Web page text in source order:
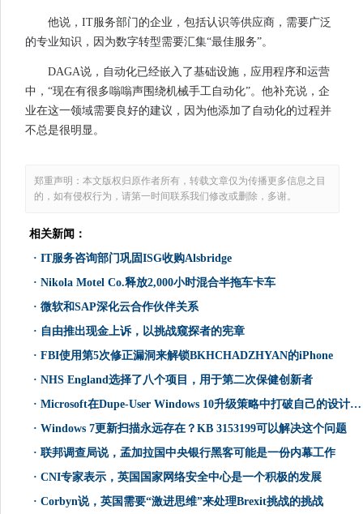
他说，IT服务部门的企业，包括认识等供应商，需要广泛
的专业知识，因为数字转型需要汇集“最佳服务”。
DAGA说，自动化已经嵌入了基础设施，应用程序和运营
中，“现在有很多嗡嗡声围绕机械手工自动化”。他补充说，企
业在这一领域需要良好的建议，因为他添加了自动化的过程并
不总是很明显。
郑重声明：本文版权归原作者所有，转载文章仅为传播更多信息之目
的，如有侵权行为，请第一时间联系我们修改或删除，多谢。
相关新闻：
· IT服务咨询部门巩固ISG收购Alsbridge
· Nikola Motel Co.释放2,000小时混合半拖车卡车
· 微软和SAP深化云合作伙伴关系
· 自由推出现金上诉，以挑战窥探者的宪章
· FBI使用第5次修正漏洞来解锁BKHCHADZHYAN的iPhone
· NHS England选择了八个项目，用于第二次保健创新者
· Microsoft在Dupe-User Windows 10升级策略中打破自己的设计规则
· Windows 7更新扫描永远存在？KB 3153199可以解决这个问题
· 联邦调查局说，孟加拉国中央银行黑客可能是一份内幕工作
· CNI专家表示，英国国家网络安全中心是一个积极的发展
· Corbyn说，英国需要“激进思维”来处理Brexit挑战的挑战